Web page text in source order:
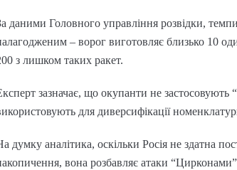
даними Головного управління розвідки,
– ворог виготовляє близько 10
з лишком таких ракет.
зазначає, що окупанти не
для диверсифікації
думку аналітика, оскільки Росія не здатна
вона розбавляє атаки